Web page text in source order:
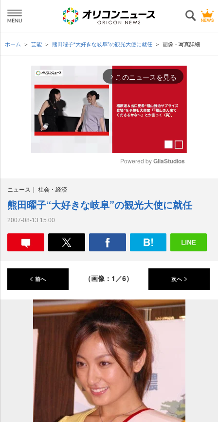
ホーム 芸能 熊田曜子“大好きな岐阜”の観光大使に就任 画像・写真詳細
arrow_forward_ios このニュースを見る
e
Powered by GliaStudios
ニュース 社会・経済
熊田曜子“大好きな岐阜”の観光大使に就任
2007-08-13 15:00
前へ （画像：1／6） 次へ